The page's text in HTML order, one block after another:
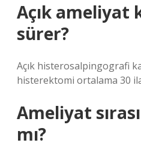
Açık ameliyat
sürer?
Açık histerosalpingografi
histerektomi ortalama 30
Ameliyat
mı?